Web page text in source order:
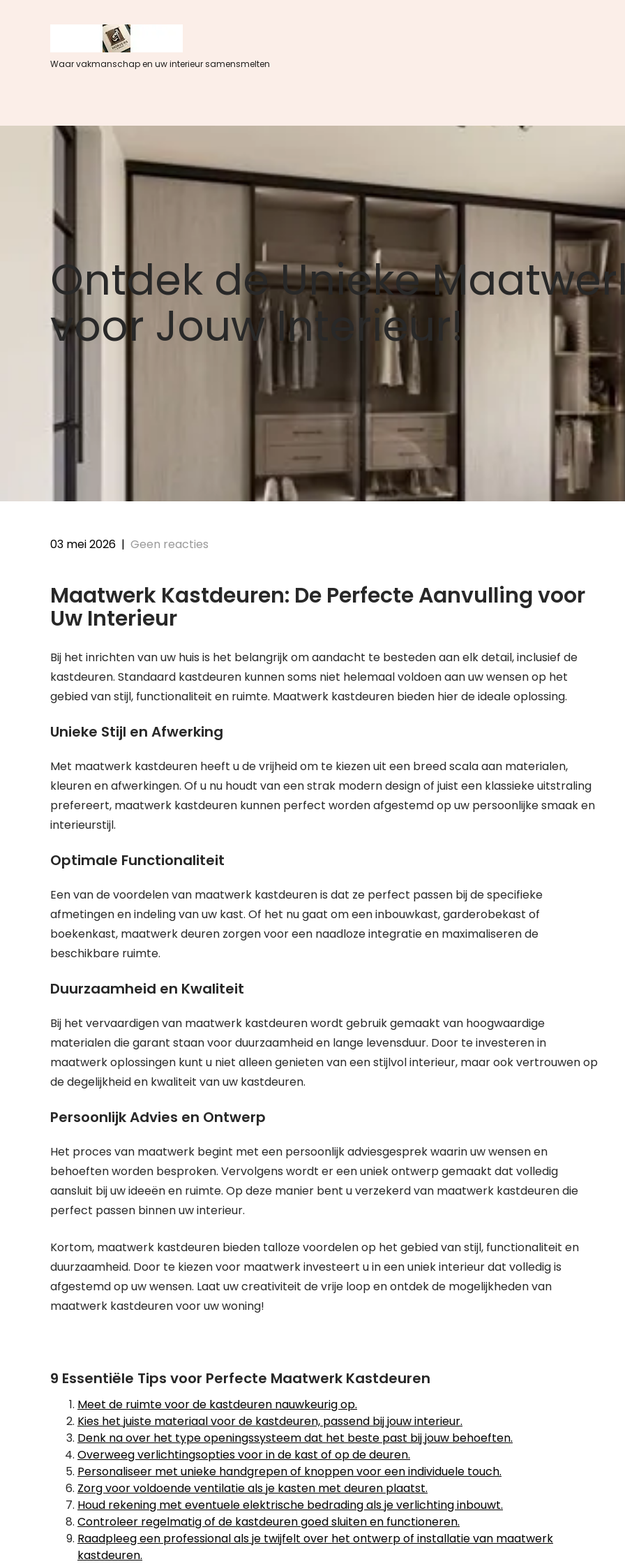
Waar vakmanschap en uw interieur samensmelten
Ontdek de Unieke
voor Jouw Interieur!
03 mei 2026 | Geen reacties
Maatwerk Kastdeuren: De Perfecte Aanvulling voor
Uw Interieur
Bij het inrichten van uw huis is het belangrijk om aandacht te besteden aan elk detail, inclusief de
kastdeuren. Standaard kastdeuren kunnen soms niet helemaal voldoen aan uw wensen op het
gebied van stijl, functionaliteit en ruimte. Maatwerk kastdeuren bieden hier de ideale oplossing.
Unieke Stijl en Afwerking
Met maatwerk kastdeuren heeft u de vrijheid om te kiezen uit een breed scala aan materialen,
kleuren en afwerkingen. Of u nu houdt van een strak modern design of juist een klassieke uitstraling
prefereert, maatwerk kastdeuren kunnen perfect worden afgestemd op uw persoonlijke smaak en
interieurstijl.
Optimale Functionaliteit
Een van de voordelen van maatwerk kastdeuren is dat ze perfect passen bij de specifieke
afmetingen en indeling van uw kast. Of het nu gaat om een inbouwkast, garderobekast of
boekenkast, maatwerk deuren zorgen voor een naadloze integratie en maximaliseren de
beschikbare ruimte.
Duurzaamheid en Kwaliteit
Bij het vervaardigen van maatwerk kastdeuren wordt gebruik gemaakt van hoogwaardige
materialen die garant staan voor duurzaamheid en lange levensduur. Door te investeren in
maatwerk oplossingen kunt u niet alleen genieten van een stijlvol interieur, maar ook vertrouwen op
de degelijkheid en kwaliteit van uw kastdeuren.
Persoonlijk Advies en Ontwerp
Het proces van maatwerk begint met een persoonlijk adviesgesprek waarin uw wensen en
behoeften worden besproken. Vervolgens wordt er een uniek ontwerp gemaakt dat volledig
aansluit bij uw ideeën en ruimte. Op deze manier bent u verzekerd van maatwerk kastdeuren die
perfect passen binnen uw interieur.
Kortom, maatwerk kastdeuren bieden talloze voordelen op het gebied van stijl, functionaliteit en
duurzaamheid. Door te kiezen voor maatwerk investeert u in een uniek interieur dat volledig is
afgestemd op uw wensen. Laat uw creativiteit de vrije loop en ontdek de mogelijkheden van
maatwerk kastdeuren voor uw woning!
9 Essentiële Tips voor Perfecte Maatwerk Kastdeuren
Meet de ruimte voor de kastdeuren nauwkeurig op.
Kies het juiste materiaal voor de kastdeuren, passend bij jouw interieur.
Denk na over het type openingssysteem dat het beste past bij jouw behoeften.
Overweeg verlichtingsopties voor in de kast of op de deuren.
Personaliseer met unieke handgrepen of knoppen voor een individuele touch.
Zorg voor voldoende ventilatie als je kasten met deuren plaatst.
Houd rekening met eventuele elektrische bedrading als je verlichting inbouwt.
Controleer regelmatig of de kastdeuren goed sluiten en functioneren.
Raadpleeg een professional als je twijfelt over het ontwerp of installatie van maatwerk
kastdeuren.